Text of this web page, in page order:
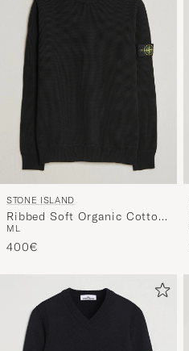
STONE ISLAND
Ribbed Soft Organic Cotton
Crew Neck Black
M L
400€